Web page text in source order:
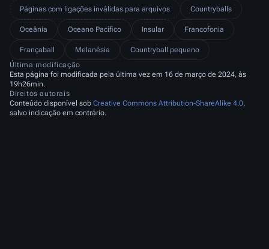
Páginas com ligações inválidas para arquivos Countryballs
Oceânia Oceano Pacífico Insular Francofonia
Françaball Melanésia
Countryball pequeno
Última modificação
Esta página foi modificada pela última vez em 16 de março de 2024, às
19h26min.
Direitos autorais
Conteúdo disponível sob Creative Commons Attribution-ShareAlike 4.0,
salvo indicação em contrário.